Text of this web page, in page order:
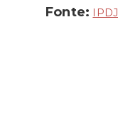
Fonte: IPDJ